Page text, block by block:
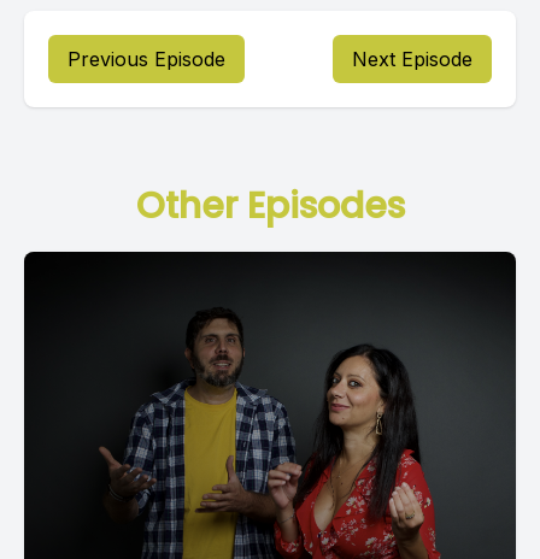
Previous Episode Next Episode
Other Episodes